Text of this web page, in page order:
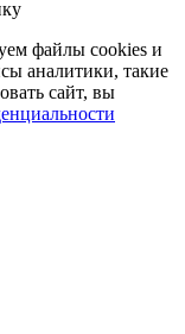
файлы cookies и
аналитики, такие
сайт, вы